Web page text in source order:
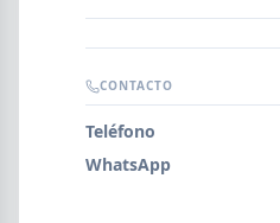
Error al cargar
CONTACTO
Teléfono
WhatsApp